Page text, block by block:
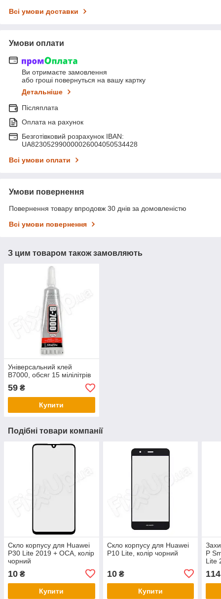
Всі умови доставки
Умови оплати
Ви отримаєте замовлення
або гроші повернуться на вашу картку
Детальніше
Післяплата
Оплата на рахунок
Безготівковий розрахунок IBAN:
UA823052990000026004050534428
Всі умови оплати
Умови повернення
Повернення товару впродовж 30 днів за домовленістю
Всі умови повернення
З цим товаром також замовляють
Універсальний клей
B7000, обсяг 15 мілілітрів
59 ₴
Купити
Подібні товари компанії
Скло корпусу для Huawei
P30 Lite 2019 + OCA, колір
чорний
10 ₴
Купити
Скло корпусу для Huawei
P10 Lite, колір чорний
10₴
Купити
P
Lite
114